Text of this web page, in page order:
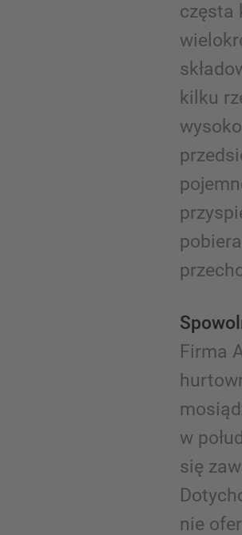
częsta
kilku
Firma
w
się
nie